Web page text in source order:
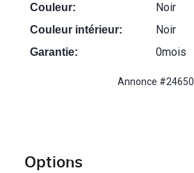
Options
Couleur: Noir
Couleur intérieur: Noir
Garantie: 0mois
Annonce #24650